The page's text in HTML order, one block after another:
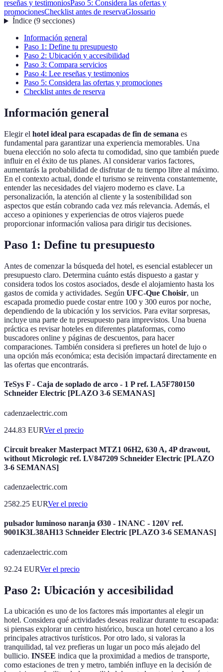
reseñas y testimoniosPaso 5: Considera las ofertas y
promocionesChecklist antes de reservaGlossario
Índice(9 secciones)
Información general
Paso 1: Define tu presupuesto
Paso 2: Ubicación y accesibilidad
Paso 3: Compara servicios
Paso 4: Lee reseñas y testimonios
Paso 5: Considera las ofertas y promociones
Checklist antes de reserva
Información general
Elegir el hotel ideal para escapadas de fin de semana es
fundamental para garantizar una experiencia memorables. Una
buena elección no solo afecta tu comodidad, sino que también puede
influir en el éxito de tus planes. Al considerar varios factores,
aumentarás la probabilidad de disfrutar de tu tiempo libre al máximo.
En el contexto actual, donde el turismo se reinventa constantemente,
entender las necesidades del viajero moderno es clave. La
personalización, la atención al cliente y la sostenibilidad son
aspectos que están cobrando cada vez más relevancia. Además, el
acceso a opiniones y experiencias de otros viajeros puede
proporcionar información valiosa para dirigir tus decisiones.
Paso 1: Define tu presupuesto
Antes de comenzar la búsqueda del hotel, es esencial establecer un
presupuesto claro. Determina cuánto estás dispuesto a gastar y
considera todos los costos asociados, desde el alojamiento hasta los
gastos de comida y actividades. Según UFC-Que Choisir, un
escapada promedio puede costar entre 100 y 300 euros por noche,
dependiendo de la ubicación y los servicios. Para evitar sorpresas,
incluye una parte de tu presupuesto para imprevistos. Una buena
práctica es revisar hoteles en diferentes plataformas, como
buscadores online y páginas de descuentos, para hacer
comparaciones. También considera si prefieres un hotel de lujo o
una opción más económica; esta decisión impactará directamente en
las ofertas que encontrarás.
TeSys F - Caja de soplado de arco - 1 P ref. LA5F780150
Schneider Electric [PLAZO 3-6 SEMANAS]
cadenzaelectric.com
244.83 EURVer el precio
Circuit breaker Masterpact MTZ1 06H2, 630 A, 4P drawout,
without Micrologic ref. LV847209 Schneider Electric [PLAZO
3-6 SEMANAS]
cadenzaelectric.com
2582.25 EURVer el precio
pulsador luminoso naranja Ø30 - 1NANC - 120V ref.
9001K3L38AH13 Schneider Electric [PLAZO 3-6 SEMANAS]
cadenzaelectric.com
92.24 EURVer el precio
Paso 2: Ubicación y accesibilidad
La ubicación es uno de los factores más importantes al elegir un
hotel. Considera qué actividades deseas realizar durante tu escapada:
si piensas explorar un centro histórico, busca un hotel cercano a los
principales atractivos turísticos. Por otro lado, si valoras la
tranquilidad, tal vez prefieras un lugar un poco más alejado del
bullicio. INSEE indica que la proximidad a medios de transporte,
como estaciones de tren y metro, también influye en la decisión de